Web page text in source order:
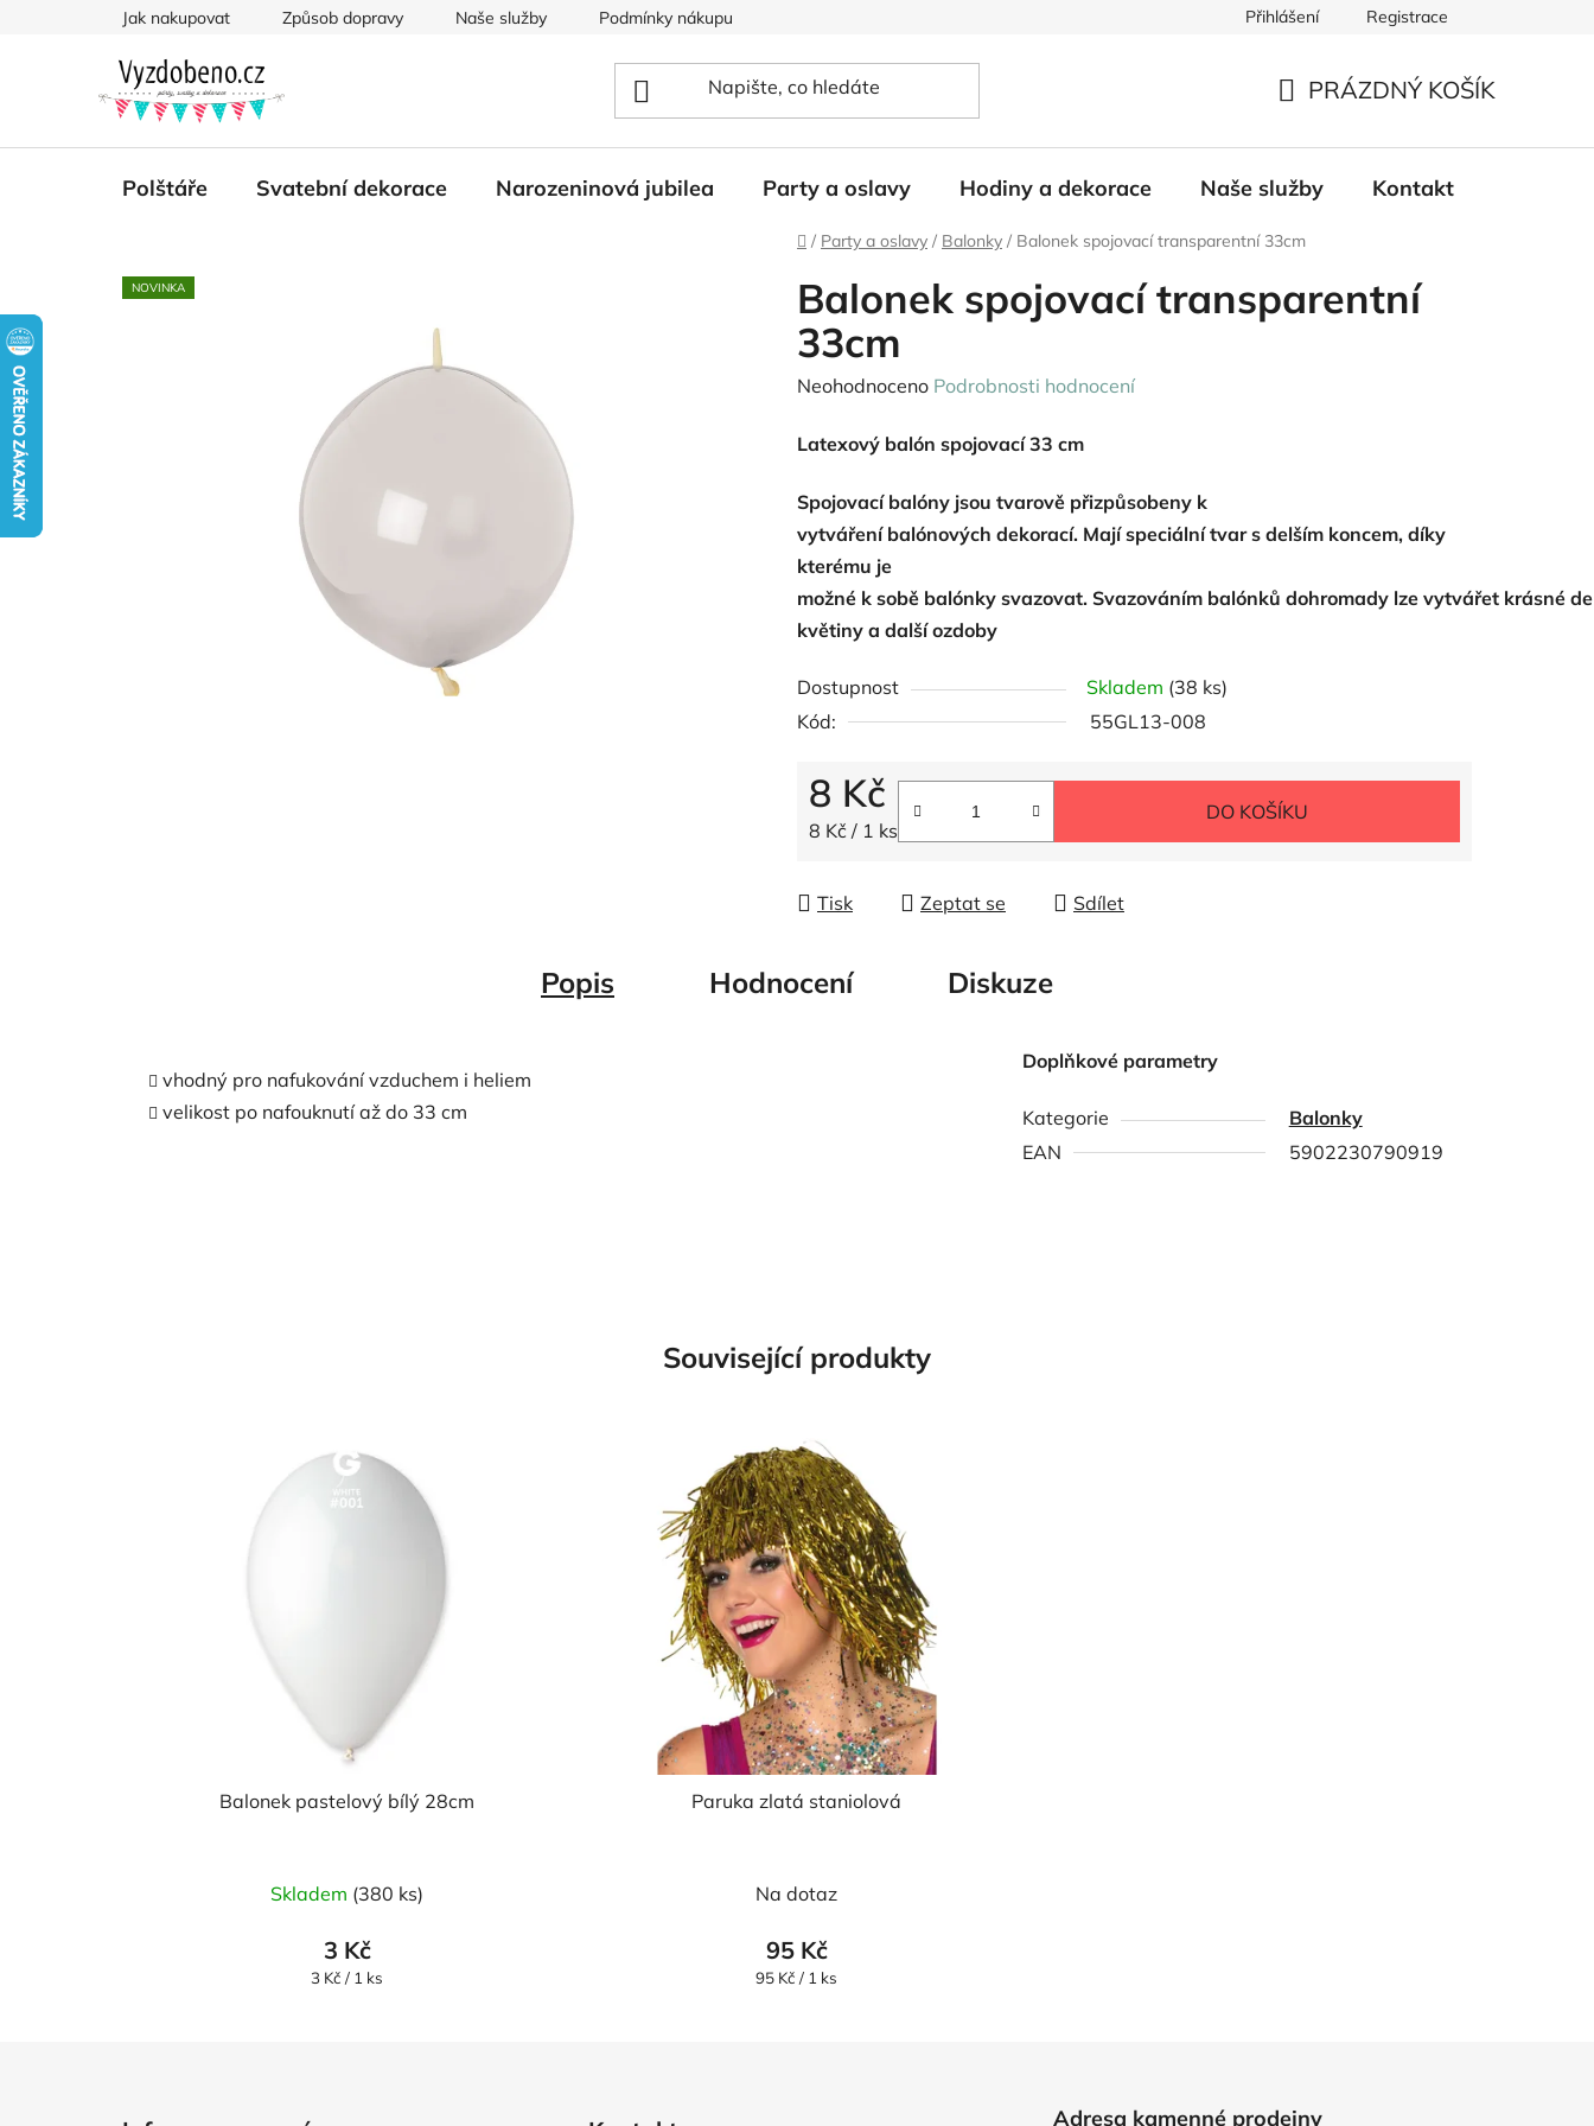
Jak nakupovat Způsob dopravy Naše služby Podmínky nákupu Přihlášení Registrace
KOŠÍK
PRÁZDNÝ KOŠÍK
Polštáře Svatební dekorace Narozeninová jubilea Party a oslavy Hodiny a dekorace Naše služby Kontakt
Domů
/ Party a oslavy / Balonky / Balonek spojovací transparentní 33cm
Balonek spojovací transparentní
33cm
Průměrné
produktu
0,0
z
5
hvězdiček.
Neohodnoceno Podrobnosti hodnocení
Latexový balón spojovací 33 cm
Spojovací balóny jsou tvarově přizpůsobeny k
vytváření balónových dekorací. Mají speciální tvar s delším koncem, díky
kterému je
možné k sobě balónky svazovat. Svazováním balónků dohromady lze vytvářet krásné
květiny a další ozdoby
Dostupnost Skladem (38 ks)
Kód:
55GL13-008
8 Kč
Měrná cena:
8 Kč / 1 ks
DO KOŠÍKU
Tisk Zeptat se Sdílet
NOVINKA
Popis Hodnocení Diskuze
vhodný pro nafukování vzduchem i heliem
velikost po nafouknutí až do 33 cm
Doplňkové parametry
Kategorie
Balonky
EAN
5902230790919
Související produkty
Balonek pastelový bílý 28cm
Skladem (380 ks)
3 Kč
Měrná
3 Kč / 1 ks
Paruka zlatá staniolová
Na dotaz
95 Kč
Měrná
95 Kč / 1 ks
Adresa kamenné prodejny